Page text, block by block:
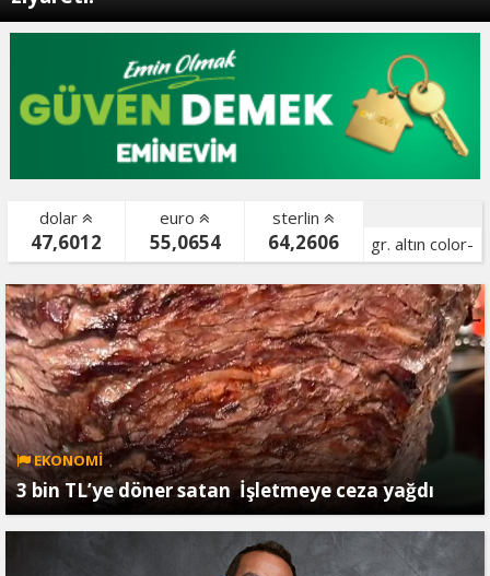
dolar
47,6012
euro
55,0654
sterlin
64,2606
gr. altın color-
bist color-
EKONOMİ
3 bin TL’ye döner satan İşletmeye ceza yağdı